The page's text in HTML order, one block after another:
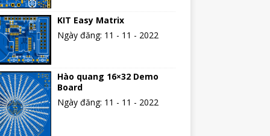
KIT Easy Matrix
Ngày đăng: 11 - 11 - 2022
Hào quang 16×32 Demo
Board
Ngày đăng: 11 - 11 - 2022